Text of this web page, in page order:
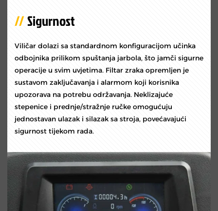
Sigurnost
Viličar dolazi sa standardnom konfiguracijom učinka
odbojnika prilikom spuštanja jarbola, što jamči sigurne
operacije u svim uvjetima. Filtar zraka opremljen je
sustavom zaključavanja i alarmom koji korisnika
upozorava na potrebu održavanja. Neklizajuće
stepenice i prednje/stražnje ručke omogućuju
jednostavan ulazak i silazak sa stroja, povećavajući
sigurnost tijekom rada.